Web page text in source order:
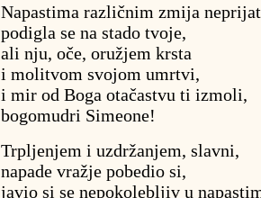
Napastima različnim zmija
podigla se na stado tvoje,
ali nju, oče, oružjem krsta
i molitvom svojom umrtvi,
i mir od Boga otačastvu ti izmoli,
bogomudri Simeone!
Trpljenjem i uzdržanjem, slavni,
napade vražje pobedio si,
javio si se nepokolebljiv u